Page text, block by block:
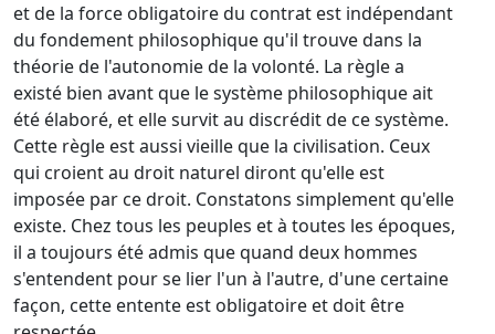
et de la force obligatoire du contrat est indépendant
du fondement philosophique qu'il trouve dans la
théorie de l'autonomie de la volonté. La règle a
existé bien avant que le système philosophique ait
été élaboré, et elle survit au discrédit de ce système.
Cette règle est aussi vieille que la civilisation. Ceux
qui croient au droit naturel diront qu'elle est
imposée par ce droit. Constatons simplement qu'elle
existe. Chez tous les peuples et à toutes les époques,
il a toujours été admis que quand deux hommes
s'entendent pour se lier l'un à l'autre, d'une certaine
façon, cette entente est obligatoire et doit être